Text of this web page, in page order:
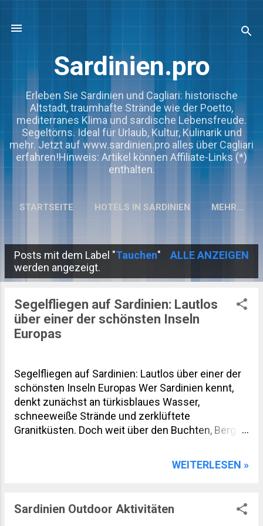
Sardinien.pro
Erleben Sie Sardinien und Cagliari: historische
Altstadt, traumhafte Strände wie der Poetto,
mediterranes Klima und sardische Lebensfreude.
Segeltörns. Ideal für Urlaub, Kultur, Kulinarik und
mehr. Jetzt auf www.sardinien.pro alles über Cagliari
erfahren!Hinweis: Artikel können Affiliate-Links (*)
enthalten.
STARTSEITE HOTELS IN SARDINIEN MEHR…
P
o
Posts mit dem Label "Tauchen"
werden angezeigt.
ALLE ANZEIGEN
Segelfliegen auf Sardinien: Lautlos
über einer der schönsten Inseln
Europas
Segelfliegen auf Sardinien: Lautlos über einer der
schönsten Inseln Europas Wer Sardinien kennt,
denkt zunächst an türkisblaues Wasser,
schneeweiße Strände und zerklüftete
Granitküsten. Doch weit über den Buchten, Bergen
Beim Segelfliegen zeigt sich die Mittelmeerinsel
von ihrer spektakulärsten Seite. Lautlos gleiten
des Golfs von Orosei. Der Blick reicht an klaren
WEITERLESEN »
Sardinien Outdoor Aktivitäten